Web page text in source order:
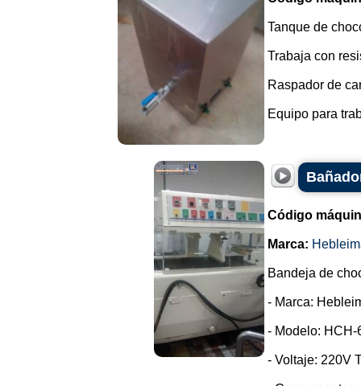
Tanque de
Trabaja con
Raspador de
Equipo para
Código
Marca:
Bandeja de
- Marca:
- Modelo: HCH-
- Voltaje: 220V